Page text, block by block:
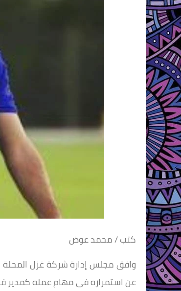
كتب / محمد عوض
وافق مجلس إدارة شركة غزل المحلة
عن استمراره فى مهام عمله كمدير